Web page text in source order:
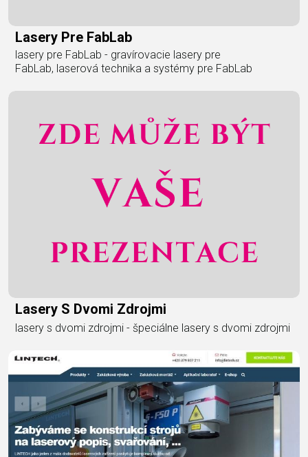
Lasery Pre FabLab
lasery pre FabLab - gravírovacie lasery pre
FabLab, laserová technika a systémy pre FabLab
Lasery S Dvomi Zdrojmi
lasery s dvomi zdrojmi - špeciálne lasery s dvomi zdrojmi